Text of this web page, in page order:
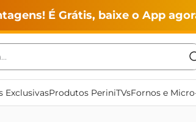
É Grátis, baixe o App
ExclusivasProdutos PeriniTVsFornos e